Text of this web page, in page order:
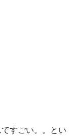
すごい。。とい